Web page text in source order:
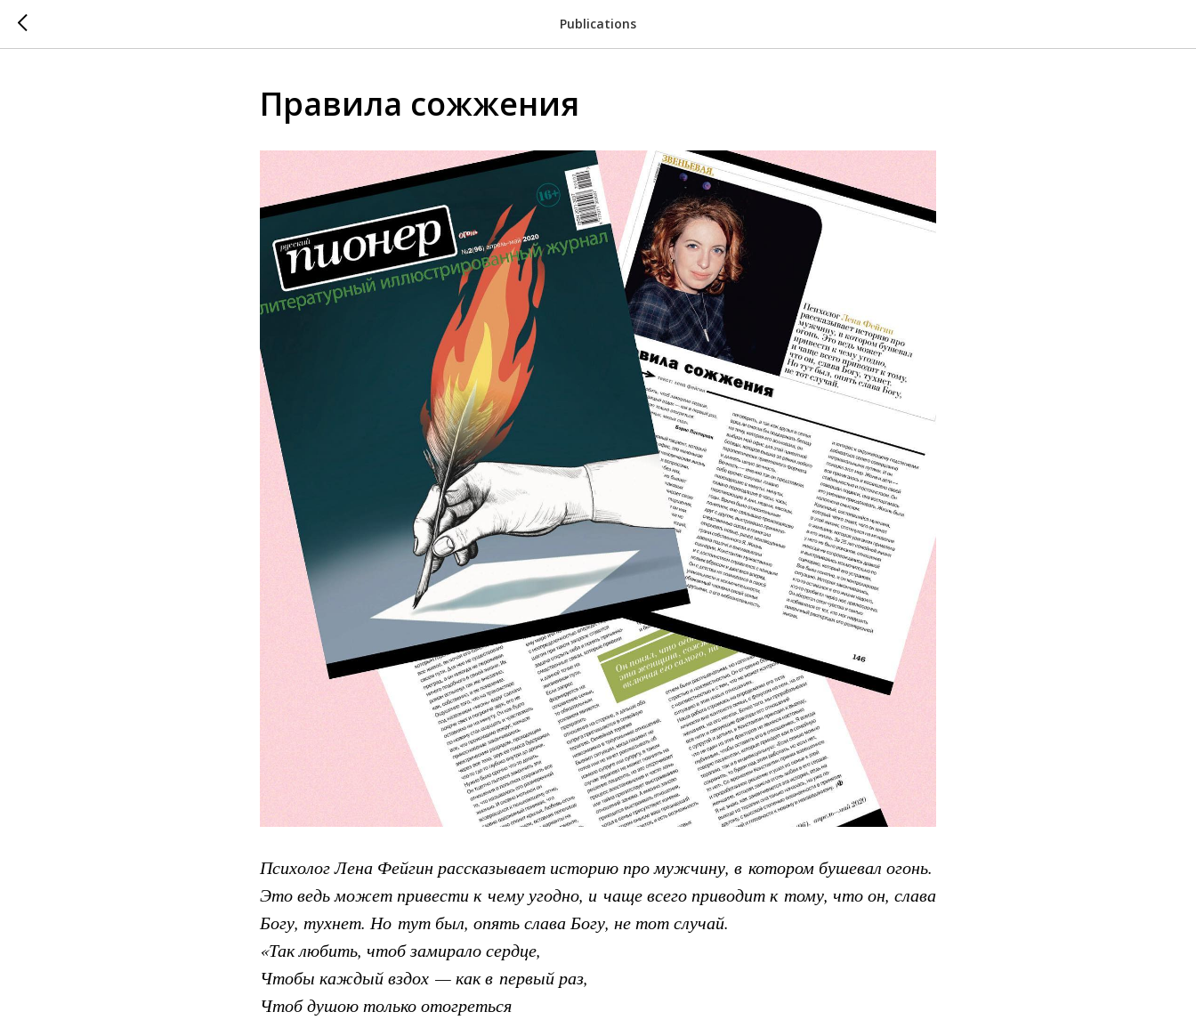
Publications
Правила сожжения
Психолог Лена Фейгин рассказывает историю про мужчину, в котором бушевал огонь.
Это ведь может привести к чему угодно, и чаще всего приводит к тому, что он, слава
Богу, тухнет. Но тут был, опять слава Богу, не тот случай.
«Так любить, чтоб замирало сердце,
Чтобы каждый вздох — как в первый раз,
Чтоб душою только отогреться